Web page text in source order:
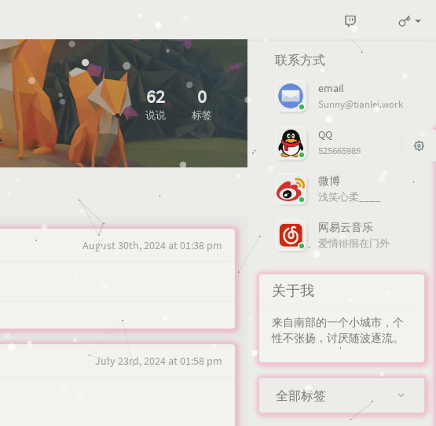
62
说说
0
标签
August 30th, 2024 at 01:38 pm
July 23rd, 2024 at 01:58 pm
联系方式
email
Sunny@tianlei.work
QQ
525665985
微博
浅笑心柔____
网易云音乐
爱情徘徊在门外
关于我
来自南部的一个小城市，个
性不张扬，讨厌随波逐流。
全部标签